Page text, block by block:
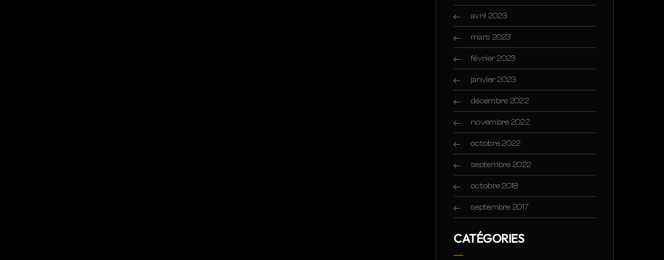
avril 2023
mars 2023
février 2023
janvier 2023
décembre 2022
novembre 2022
octobre 2022
septembre 2022
octobre 2018
septembre 2017
CATÉGORIES